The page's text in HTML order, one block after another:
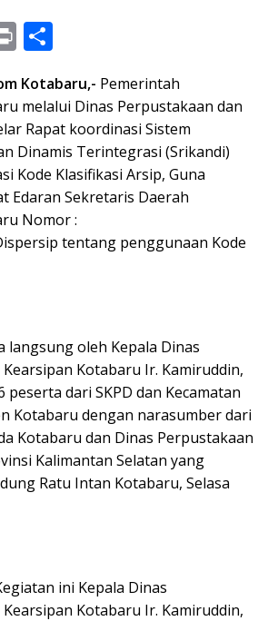
Pr
in
t ar
e
Kotabaru,- Pemerintah
melalui Dinas Perpustakaan dan
Rapat koordinasi Sistem
Dinamis Terintegrasi (Srikandi)
Kode Klasifikasi Arsip, Guna
Edaran Sekretaris Daerah
Nomor :
tentang penggunaan Kode
langsung oleh Kepala Dinas
Kotabaru Ir. Kamiruddin,
peserta dari SKPD dan Kecamatan
Kotabaru dengan narasumber dari
Kotabaru dan Dinas Perpustakaan
Kalimantan Selatan yang
Ratu Intan Kotabaru, Selasa
ini Kepala Dinas
Kotabaru Ir. Kamiruddin,